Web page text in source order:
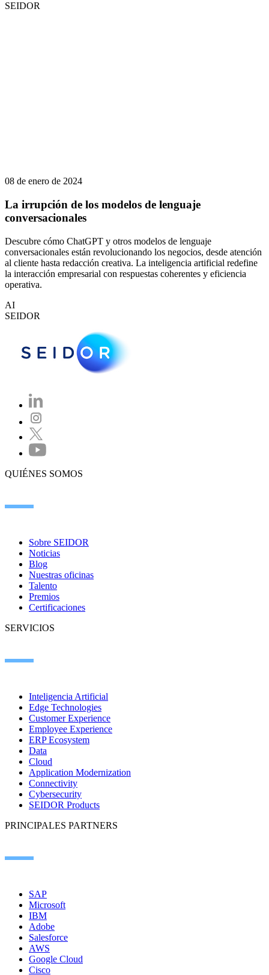
SEIDOR
08 de enero de 2024
La irrupción de los modelos de lenguaje
conversacionales
Descubre cómo ChatGPT y otros modelos de lenguaje
conversacionales están revolucionando los negocios, desde atención
al cliente hasta redacción creativa. La inteligencia artificial redefine
la interacción empresarial con respuestas coherentes y eficiencia
operativa.
AI
SEIDOR
QUIÉNES SOMOS
Sobre SEIDOR
Noticias
Blog
Nuestras oficinas
Talento
Premios
Certificaciones
SERVICIOS
Inteligencia Artificial
Edge Technologies
Customer Experience
Employee Experience
ERP Ecosystem
Data
Cloud
Application Modernization
Connectivity
Cybersecurity
SEIDOR Products
PRINCIPALES PARTNERS
SAP
Microsoft
IBM
Adobe
Salesforce
AWS
Google Cloud
Cisco